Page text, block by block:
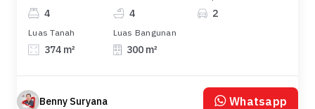
4 4 2
Luas Tanah
374 m²
Luas Bangunan
300 m²
Benny Suryana Whatsapp